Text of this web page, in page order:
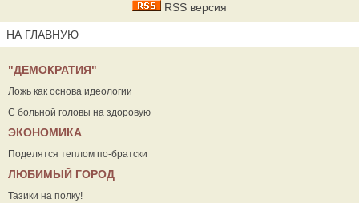
RSS версия
НА ГЛАВНУЮ
"ДЕМОКРАТИЯ"
Ложь как основа идеологии
С больной головы на здоровую
ЭКОНОМИКА
Поделятся теплом по-братски
ЛЮБИМЫЙ ГОРОД
Тазики на полку!